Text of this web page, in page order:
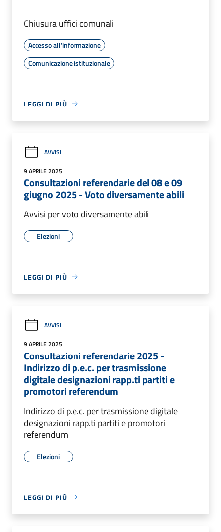
Chiusura uffici comunali
Accesso all'informazione
Comunicazione istituzionale
LEGGI DI PIÙ
AVVISI
9 APRILE 2025
Consultazioni referendarie del 08 e 09
giugno 2025 - Voto diversamente abili
Avvisi per voto diversamente abili
Elezioni
LEGGI DI PIÙ
AVVISI
9 APRILE 2025
Consultazioni referendarie 2025 -
Indirizzo di p.e.c. per trasmissione
digitale designazioni rapp.ti partiti e
promotori referendum
Indirizzo di p.e.c. per trasmissione digitale
designazioni rapp.ti partiti e promotori
referendum
Elezioni
LEGGI DI PIÙ